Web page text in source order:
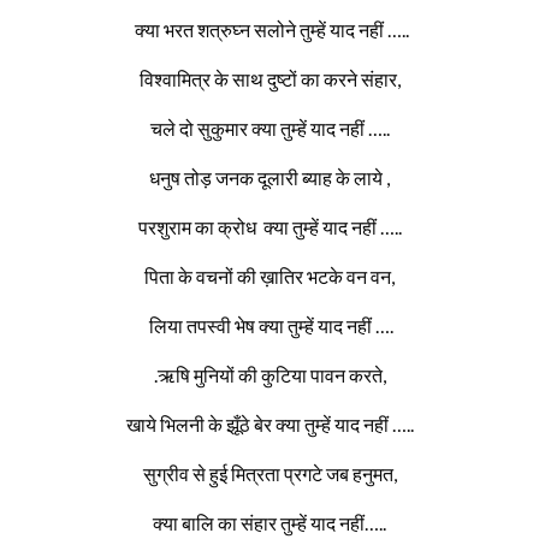
क्या भरत शत्रुघ्न सलोने तुम्हें याद नहीं …..
विश्वामित्र के साथ दुष्टों का करने संहार,
चले दो सुकुमार क्या तुम्हें याद नहीं …..
धनुष तोड़ जनक दूलारी ब्याह के लाये ,
परशुराम का क्रोध क्या तुम्हें याद नहीं …..
पिता के वचनों की ख़ातिर भटके वन वन,
लिया तपस्वी भेष क्या तुम्हें याद नहीं ….
.ऋषि मुनियों की कुटिया पावन करते,
खाये भिलनी के झूँठे बेर क्या तुम्हें याद नहीं …..
सुग्रीव से हुई मित्रता प्रगटे जब हनुमत,
क्या बालि का संहार तुम्हें याद नहीं…..